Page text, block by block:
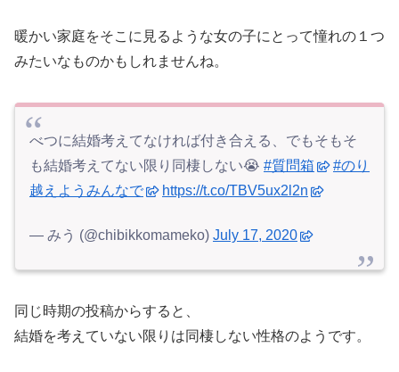
暖かい家庭をそこに見るような女の子にとって憧れの１つ
みたいなものかもしれませんね。
べつに結婚考えてなければ付き合える、でもそもそ
も結婚考えてない限り同棲しない😭 #質問箱
#のり
越えようみんなで
https://t.co/TBV5ux2l2n
— みう (@chibikkomameko) July 17, 2020
同じ時期の投稿からすると、
結婚を考えていない限りは同棲しない性格のようです。